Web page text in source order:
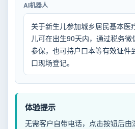
AI机器人
关于新生儿参加城乡居民基本医
儿可在出生90天内，通过税务
参保，也可持户口本等有效证件
口现场登记。
体验提示
无需客户自带电话，点击按钮后由